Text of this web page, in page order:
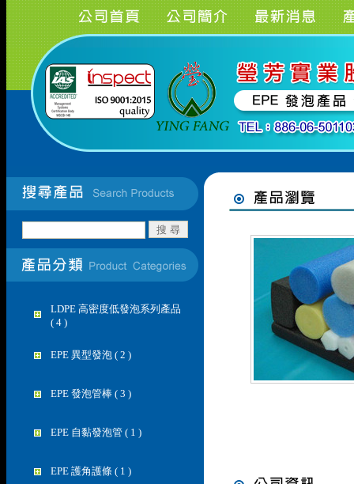
LDPE 高密度低發泡系列產品
( 4 )
EPE 異型發泡 ( 2 )
EPE 發泡管棒 ( 3 )
EPE 自黏發泡管 ( 1 )
EPE 護角護條 ( 1 )